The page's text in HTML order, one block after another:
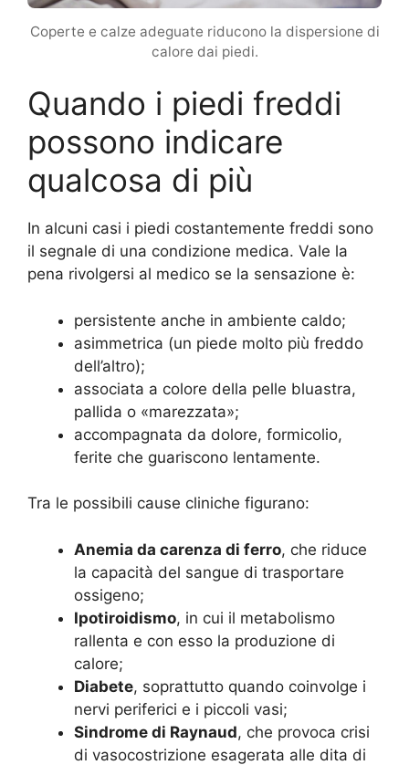
Coperte e calze adeguate riducono la dispersione di
calore dai piedi.
Quando i piedi freddi
possono indicare
qualcosa di più
In alcuni casi i piedi costantemente freddi sono
il segnale di una condizione medica. Vale la
pena rivolgersi al medico se la sensazione è:
persistente anche in ambiente caldo;
asimmetrica (un piede molto più freddo
dell’altro);
associata a colore della pelle bluastra,
pallida o «marezzata»;
accompagnata da dolore, formicolio,
ferite che guariscono lentamente.
Tra le possibili cause cliniche figurano:
Anemia da carenza di ferro, che riduce
la capacità del sangue di trasportare
ossigeno;
Ipotiroidismo, in cui il metabolismo
rallenta e con esso la produzione di
calore;
Diabete, soprattutto quando coinvolge i
nervi periferici e i piccoli vasi;
Sindrome di Raynaud, che provoca crisi
di vasocostrizione esagerata alle dita di